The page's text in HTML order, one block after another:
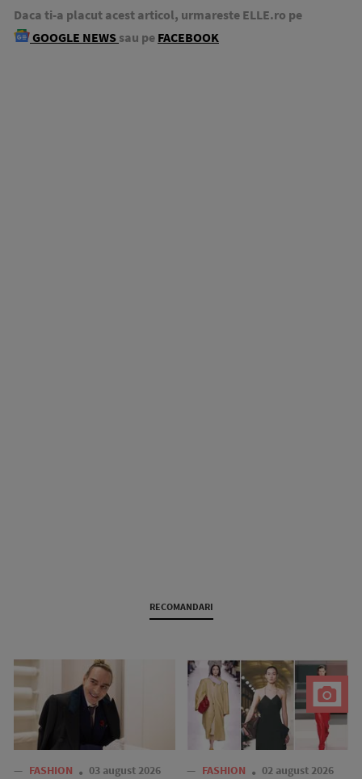
Daca ti-a placut acest articol, urmareste ELLE.ro pe
GOOGLE NEWS sau pe FACEBOOK
RECOMANDARI
— FASHION 03 august 2026 — FASHION 02 august 2026